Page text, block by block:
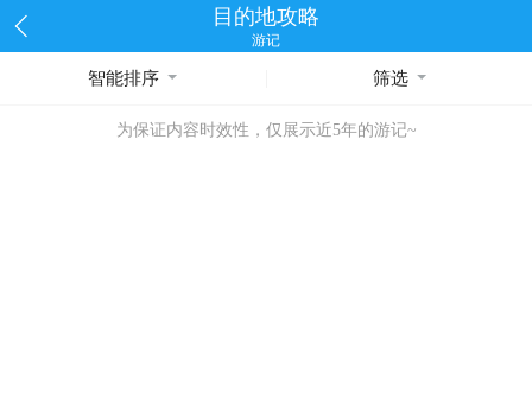
目的地攻略
游记
智能排序 筛选
为保证内容时效性，仅展示近5年的游记~